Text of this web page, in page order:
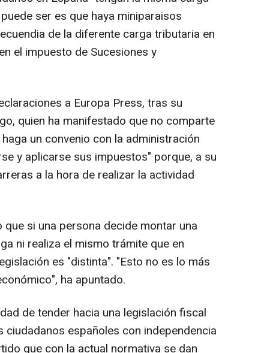
ser es que haya miniparaisos
de la diferente carga tributaria en
el impuesto de Sucesiones y
a Europa Press, tras su
quien ha manifestado que no comparte
un convenio con la administración
y aplicarse sus impuestos" porque, a su
a la hora de realizar la actividad
si una persona decide montar una
ni realiza el mismo trámite que en
es "distinta". "Esto no es lo más
ha apuntado.
de tender hacia una legislación fiscal
españoles con independencia
que con la actual normativa se dan